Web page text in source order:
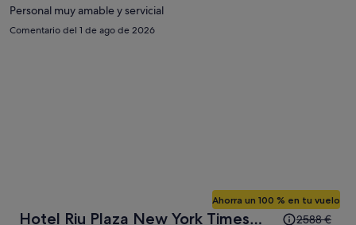
Personal muy amable y servicial
Comentario del 1 de ago de 2026
Hotel Riu Plaza New York Times
Ahorra un 100 % en tu vuelo
El
2588 €